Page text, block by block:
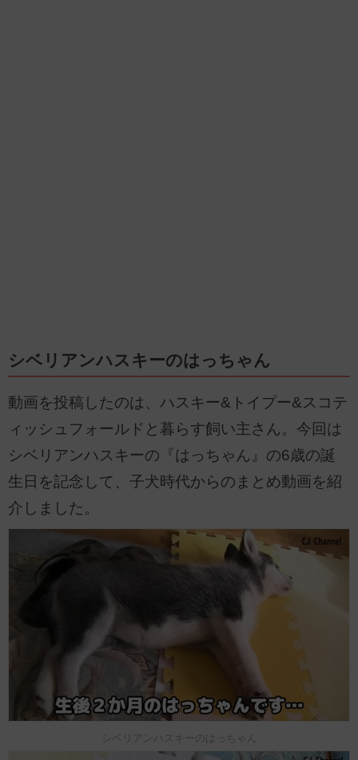
シベリアンハスキーのはっちゃん
動画を投稿したのは、ハスキー&トイプー&スコテ
ィッシュフォールドと暮らす飼い主さん。今回は
シベリアンハスキーの『はっちゃん』の6歳の誕
生日を記念して、子犬時代からのまとめ動画を紹
介しました。
シベリアンハスキーのはっちゃん